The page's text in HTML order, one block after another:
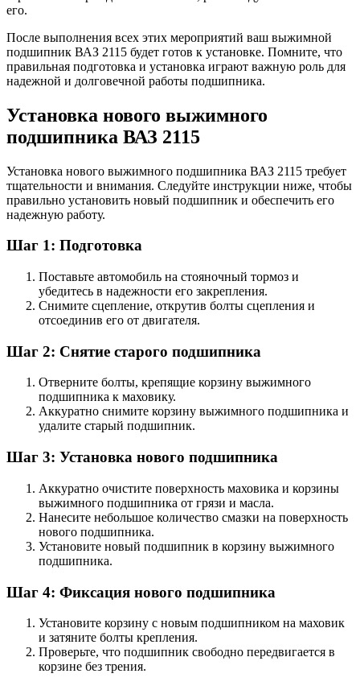
его.
После выполнения всех этих мероприятий ваш выжимной
подшипник ВАЗ 2115 будет готов к установке. Помните, что
правильная подготовка и установка играют важную роль для
надежной и долговечной работы подшипника.
Установка нового выжимного
подшипника ВАЗ 2115
Установка нового выжимного подшипника ВАЗ 2115 требует
тщательности и внимания. Следуйте инструкции ниже, чтобы
правильно установить новый подшипник и обеспечить его
надежную работу.
Шаг 1: Подготовка
Поставьте автомобиль на стояночный тормоз и
убедитесь в надежности его закрепления.
Снимите сцепление, открутив болты сцепления и
отсоединив его от двигателя.
Шаг 2: Снятие старого подшипника
Отверните болты, крепящие корзину выжимного
подшипника к маховику.
Аккуратно снимите корзину выжимного подшипника и
удалите старый подшипник.
Шаг 3: Установка нового подшипника
Аккуратно очистите поверхность маховика и корзины
выжимного подшипника от грязи и масла.
Нанесите небольшое количество смазки на поверхность
нового подшипника.
Установите новый подшипник в корзину выжимного
подшипника.
Шаг 4: Фиксация нового подшипника
Установите корзину с новым подшипником на маховик
и затяните болты крепления.
Проверьте, что подшипник свободно передвигается в
корзине без трения.